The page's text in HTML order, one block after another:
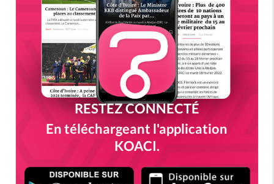
RESTEZ CONNECTÉ
En téléchargeant l'application
KOACI.